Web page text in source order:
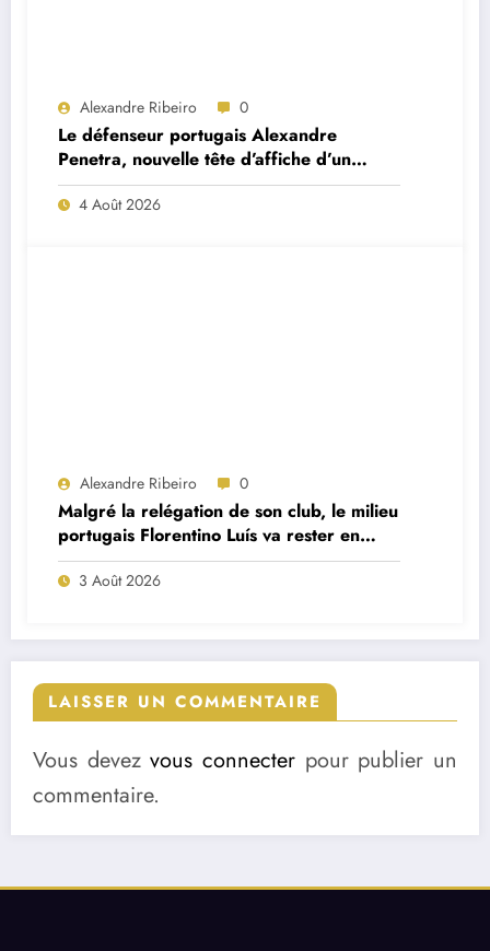
Alexandre Ribeiro 0
Le défenseur portugais Alexandre
Penetra, nouvelle tête d’affiche d’un
projet très ambitieux
4 Août 2026
Alexandre Ribeiro 0
Malgré la relégation de son club, le milieu
portugais Florentino Luís va rester en
Premier League
3 Août 2026
LAISSER UN COMMENTAIRE
Vous devezvous connecter pour publier un
commentaire.